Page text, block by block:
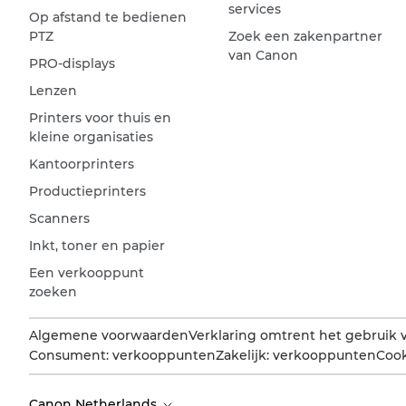
Op afstand te bedienen
PTZ
PRO-displays
Lenzen
Printers voor thuis en
kleine organisaties
Kantoorprinters
Productieprinters
Scanners
Inkt, toner en papier
Een verkooppunt
zoeken
services
Zoek een zakenpartner
van Canon
Algemene voorwaardenVerklaring omtrent het gebruik
Consument: verkooppuntenZakelijk: verkooppunten